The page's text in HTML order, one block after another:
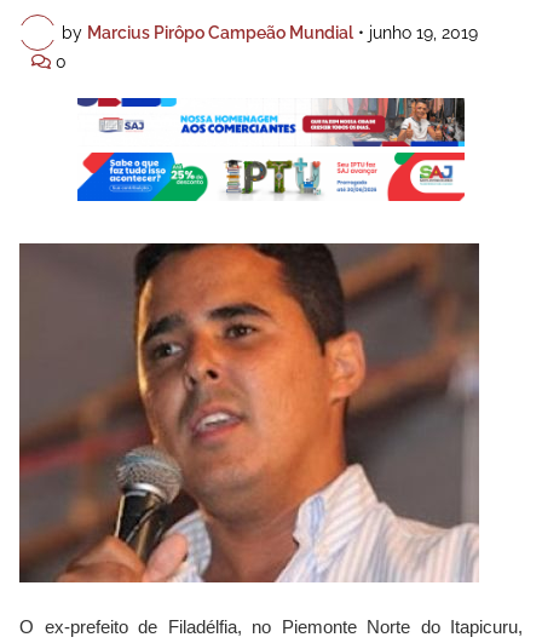
by Marcius Pirôpo Campeão Mundial • junho 19, 2019
0
O ex-prefeito de Filadélfia, no Piemonte Norte do Itapicuru,